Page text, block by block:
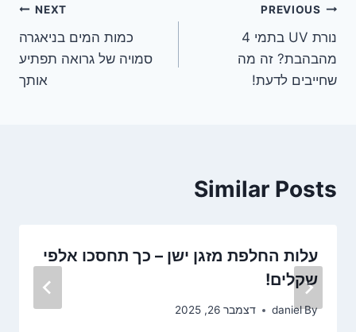
ניווט
PREVIOUS
נורת UV בתמי 4
מהבהבת? זה מה
שחייבים לדעת!
NEXT
כמות המים בניאגרה
סמויה של גרואה תפתיע
אותך
Similar Posts
עלות החלפת מזגן ישן – כך תחסכו אלפי
שקלים!
By
daniel דצמבר 26, 2025